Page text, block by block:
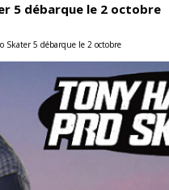
5 débarque le 2 octobre
Skater 5 débarque le 2 octobre